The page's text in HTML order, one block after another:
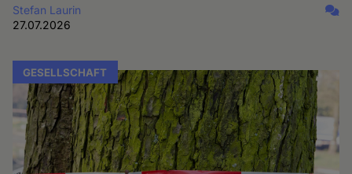
Stefan Laurin
27.07.2026
GESELLSCHAFT